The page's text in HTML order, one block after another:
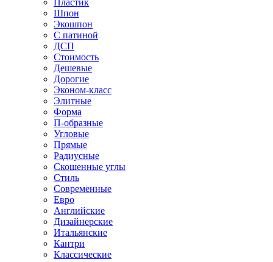
Пластик
Шпон
Экошпон
С патиной
ДСП
Стоимость
Дешевые
Дорогие
Эконом-класс
Элитные
Форма
П-образные
Угловые
Прямые
Радиусные
Скошенные углы
Стиль
Современные
Евро
Английские
Дизайнерские
Итальянские
Кантри
Классические